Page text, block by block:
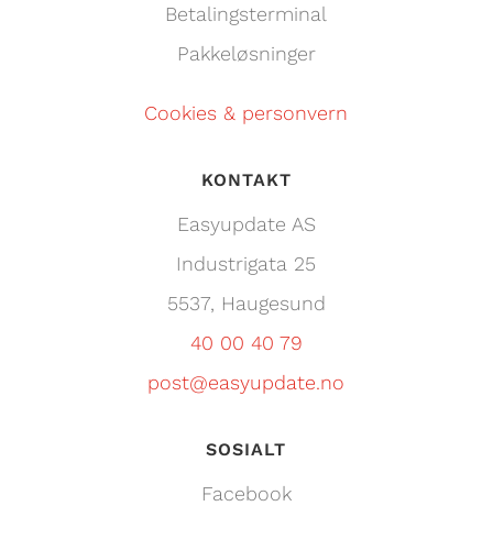
Betalingsterminal
Pakkeløsninger
Cookies & personvern
KONTAKT
Easyupdate AS
Industrigata 25
5537, Haugesund
40 00 40 79
post@easyupdate.no
SOSIALT
Facebook